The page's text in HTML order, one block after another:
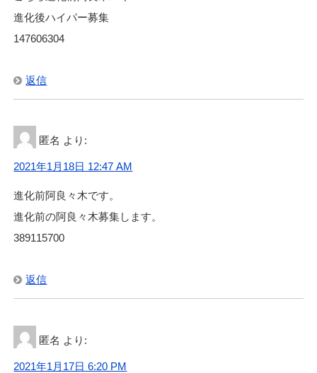
進化後ハイパー募集
147606304
返信
匿名 より:
2021年1月18日 12:47 AM
進化前阿良々木です。
進化前の阿良々木募集します。
389115700
返信
匿名 より:
2021年1月17日 6:20 PM